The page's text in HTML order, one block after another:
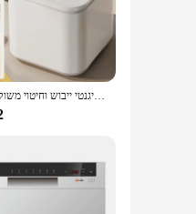
is not only
With a 14
cleaning
means that it can
perfect for a
addition
is a
מדיח cx מדיח כלים ביתיים התקנה אוטומטית-ריסוס אינטליגנטי ייבוש וחיטוי משולב